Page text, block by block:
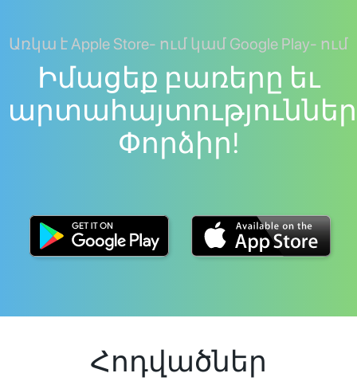
Առկա է Apple Store- ում կամ Google Play- ում
Իմացեք բառերը եւ
Փորձիր!
Հոդվածներ